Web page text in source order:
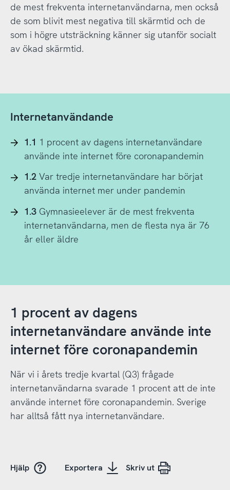
de mest frekventa internetanvändarna, men också
de som blivit mest negativa till skärmtid och de
som i högre utsträckning känner sig utanför socialt
av ökad skärmtid.
Internetanvändande
1.1 1 procent av dagens internetanvändare
använde inte internet före coronapandemin
1.2Var tredje internetanvändare har börjat
använda internet mer under pandemin
1.3Gymnasieelever är de mest frekventa
internetanvändarna, men de flesta nya är 76
år eller äldre
1 procent av dagens
internetanvändare använde inte
internet före coronapandemin
När vi i årets tredje kvartal (Q3) frågade
internetanvändarna svarade 1 procent att de inte
använde internet före coronapandemin. Sverige
har alltså fått nya internetanvändare.
Hjälp Exportera Skriv ut